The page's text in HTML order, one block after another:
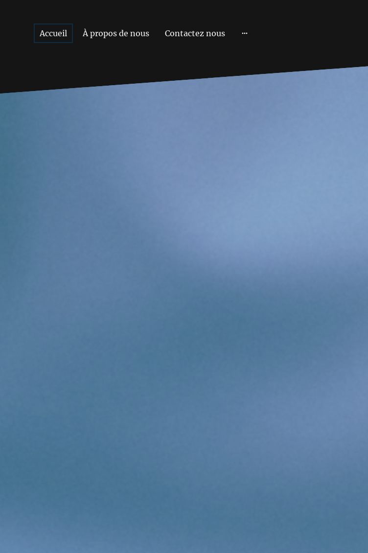
Accueil À propos de nous Contactez nous